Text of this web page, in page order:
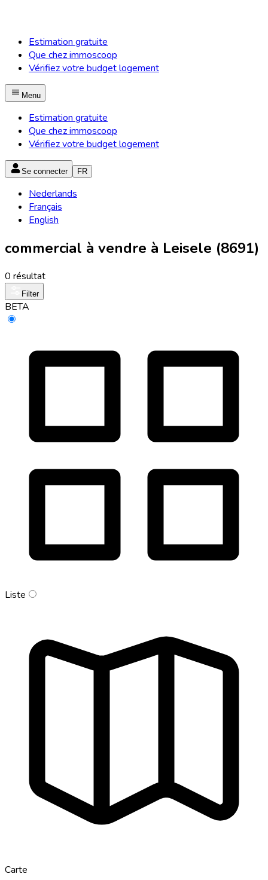
Estimation gratuite
Que chez immoscoop
Vérifiez votre budget logement
Menu
Estimation gratuite
Que chez immoscoop
Vérifiez votre budget logement
Se connecter FR
Nederlands
Français
English
commercial à vendre à Leisele (8691)
0 résultat
Filter
BETA
Liste
Carte